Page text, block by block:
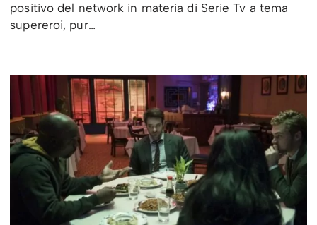
positivo del network in materia di Serie Tv a tema
supereroi, pur…